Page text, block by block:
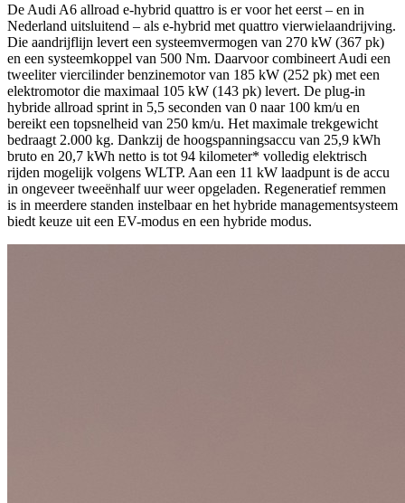
De Audi A6 allroad e-hybrid quattro is er voor het eerst – en in
Nederland uitsluitend – als e-hybrid met quattro vierwielaandrijving.
Die aandrijflijn levert een systeemvermogen van 270 kW (367 pk)
en een systeemkoppel van 500 Nm. Daarvoor combineert Audi een
tweeliter viercilinder benzinemotor van 185 kW (252 pk) met een
elektromotor die maximaal 105 kW (143 pk) levert. De plug-in
hybride allroad sprint in 5,5 seconden van 0 naar 100 km/u en
bereikt een topsnelheid van 250 km/u. Het maximale trekgewicht
bedraagt 2.000 kg. Dankzij de hoogspanningsaccu van 25,9 kWh
bruto en 20,7 kWh netto is tot 94 kilometer* volledig elektrisch
rijden mogelijk volgens WLTP. Aan een 11 kW laadpunt is de accu
in ongeveer tweeënhalf uur weer opgeladen. Regeneratief remmen
is in meerdere standen instelbaar en het hybride managementsysteem
biedt keuze uit een EV-modus en een hybride modus.